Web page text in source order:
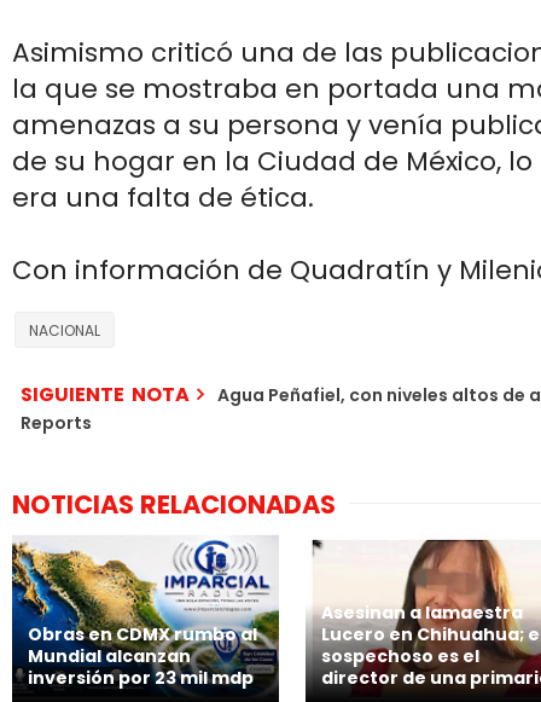
Asimismo criticó una de las
la que se mostraba en portada una
amenazas a su persona y venía
de su hogar en la Ciudad de México,
era una falta de ética.
Con información de Quadratín y
NACIONAL
SIGUIENTE NOTA
Agua Peñafiel, con niveles altos de
Reports
NOTICIAS RELACIONADAS
Obras en CDMX rumbo al
Mundial alcanzan
inversión por 23 mil mdp
Asesinan a lamaestra
Lucero en Chihuahua;
sospechoso es el
director de una